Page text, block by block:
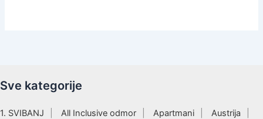
Sve kategorije
1. SVIBANJ All Inclusive odmor Apartmani
Austrija